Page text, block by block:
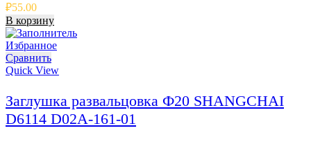
₽55.00
В корзину
Избранное
Сравнить
Quick View
Заглушка развальцовка Ф20 SHANGCHAI
D6114 D02A-161-01